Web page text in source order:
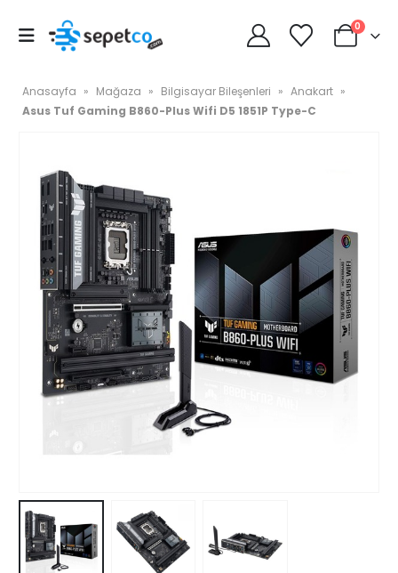
0
Anasayfa » Mağaza » Bilgisayar Bileşenleri » Anakart »
Asus Tuf Gaming B860-Plus Wifi D5 1851P Type-C